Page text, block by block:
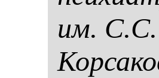
им. С.С.